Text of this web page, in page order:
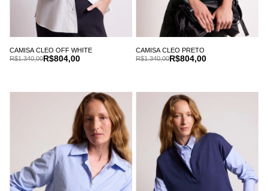
CAMISA CLEO OFF WHITE
R$804,00
R$1.340,00
CAMISA CLEO PRETO
R$804,00
R$1.340,00